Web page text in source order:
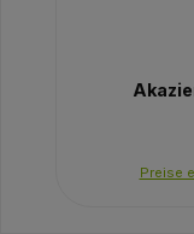
Preise